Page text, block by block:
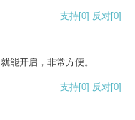
支持[0] 反对[0]
能开启，非常方便。
支持[0] 反对[0]